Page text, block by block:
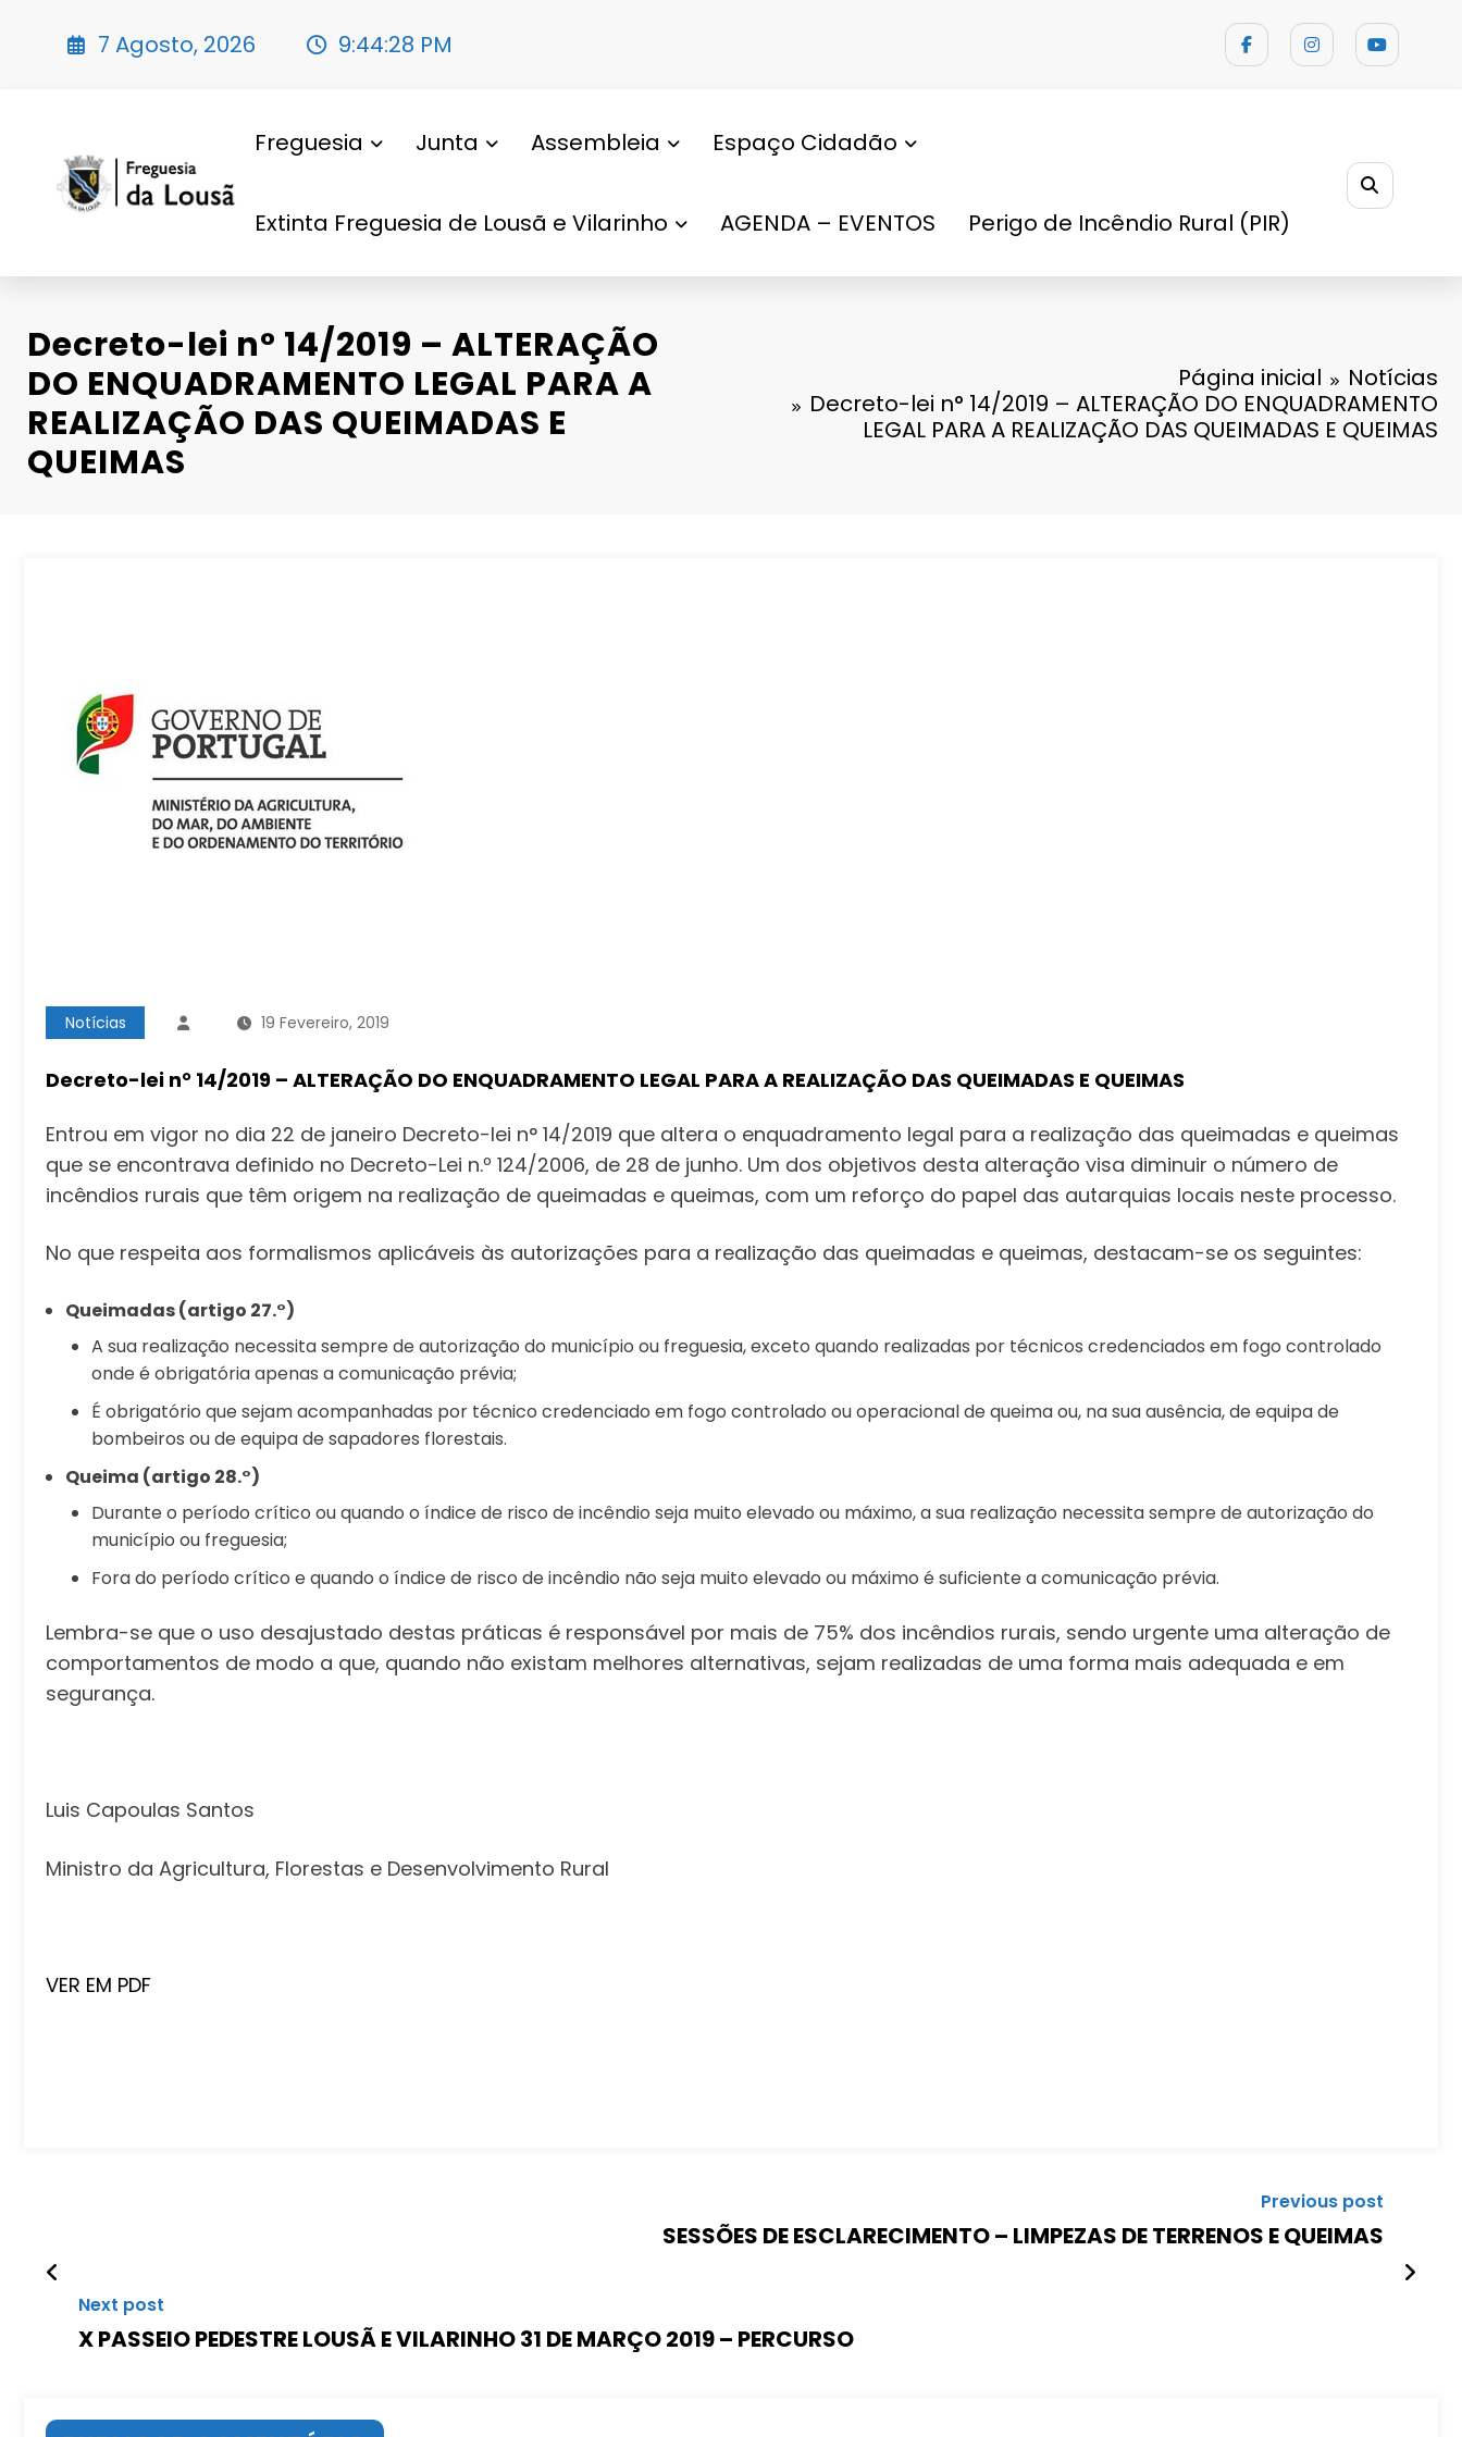
7 Agosto, 2026 9:44:30 PM
Freguesia Junta Assembleia Espaço Cidadão
Extinta Freguesia de Lousã e Vilarinho AGENDA – EVENTOS Perigo de Incêndio Rural (PIR)
Decreto-lei n° 14/2019 – ALTERAÇÃO
DO ENQUADRAMENTO LEGAL PARA A
REALIZAÇÃO DAS QUEIMADAS E
QUEIMAS
Página inicial
Notícias
Decreto-lei n° 14/2019 – ALTERAÇÃO DO ENQUADRAMENTO
LEGAL PARA A REALIZAÇÃO DAS QUEIMADAS E QUEIMAS
Notícias 19 Fevereiro, 2019
Decreto-lei n° 14/2019 – ALTERAÇÃO DO ENQUADRAMENTO LEGAL PARA A REALIZAÇÃO DAS QUEIMADAS E QUEIMAS
Entrou em vigor no dia 22 de janeiro Decreto-lei n° 14/2019 que altera o enquadramento legal para a realização das queimadas e queimas
que se encontrava definido no Decreto-Lei n.º 124/2006, de 28 de junho. Um dos objetivos desta alteração visa diminuir o número de
incêndios rurais que têm origem na realização de queimadas e queimas, com um reforço do papel das autarquias locais neste processo.
No que respeita aos formalismos aplicáveis às autorizações para a realização das queimadas e queimas, destacam-se os seguintes:
Queimadas (artigo 27.°)
A sua realização necessita sempre de autorização do município ou freguesia, exceto quando realizadas por técnicos credenciados em fogo controlado
onde é obrigatória apenas a comunicação prévia;
É obrigatório que sejam acompanhadas por técnico credenciado em fogo controlado ou operacional de queima ou, na sua ausência, de equipa de
bombeiros ou de equipa de sapadores florestais.
Queima (artigo 28.°)
Durante o período crítico ou quando o índice de risco de incêndio seja muito elevado ou máximo, a sua realização necessita sempre de autorização do
município ou freguesia;
Fora do período crítico e quando o índice de risco de incêndio não seja muito elevado ou máximo é suficiente a comunicação prévia.
Lembra-se que o uso desajustado destas práticas é responsável por mais de 75% dos incêndios rurais, sendo urgente uma alteração de
comportamentos de modo a que, quando não existam melhores alternativas, sejam realizadas de uma forma mais adequada e em
segurança.
Luis Capoulas Santos
Ministro da Agricultura, Florestas e Desenvolvimento Rural
VER EM PDF
Previous post
SESSÕES DE ESCLARECIMENTO – LIMPEZAS DE TERRENOS E QUEIMAS
Next post
X PASSEIO PEDESTRE LOUSÃ E VILARINHO 31 DE MARÇO 2019 – PERCURSO